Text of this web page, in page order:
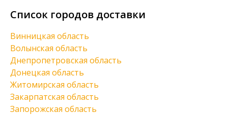
Список городов доставки
Винницкая область
Волынская область
Днепропетровская область
Донецкая область
Житомирская область
Закарпатская область
Запорожская область